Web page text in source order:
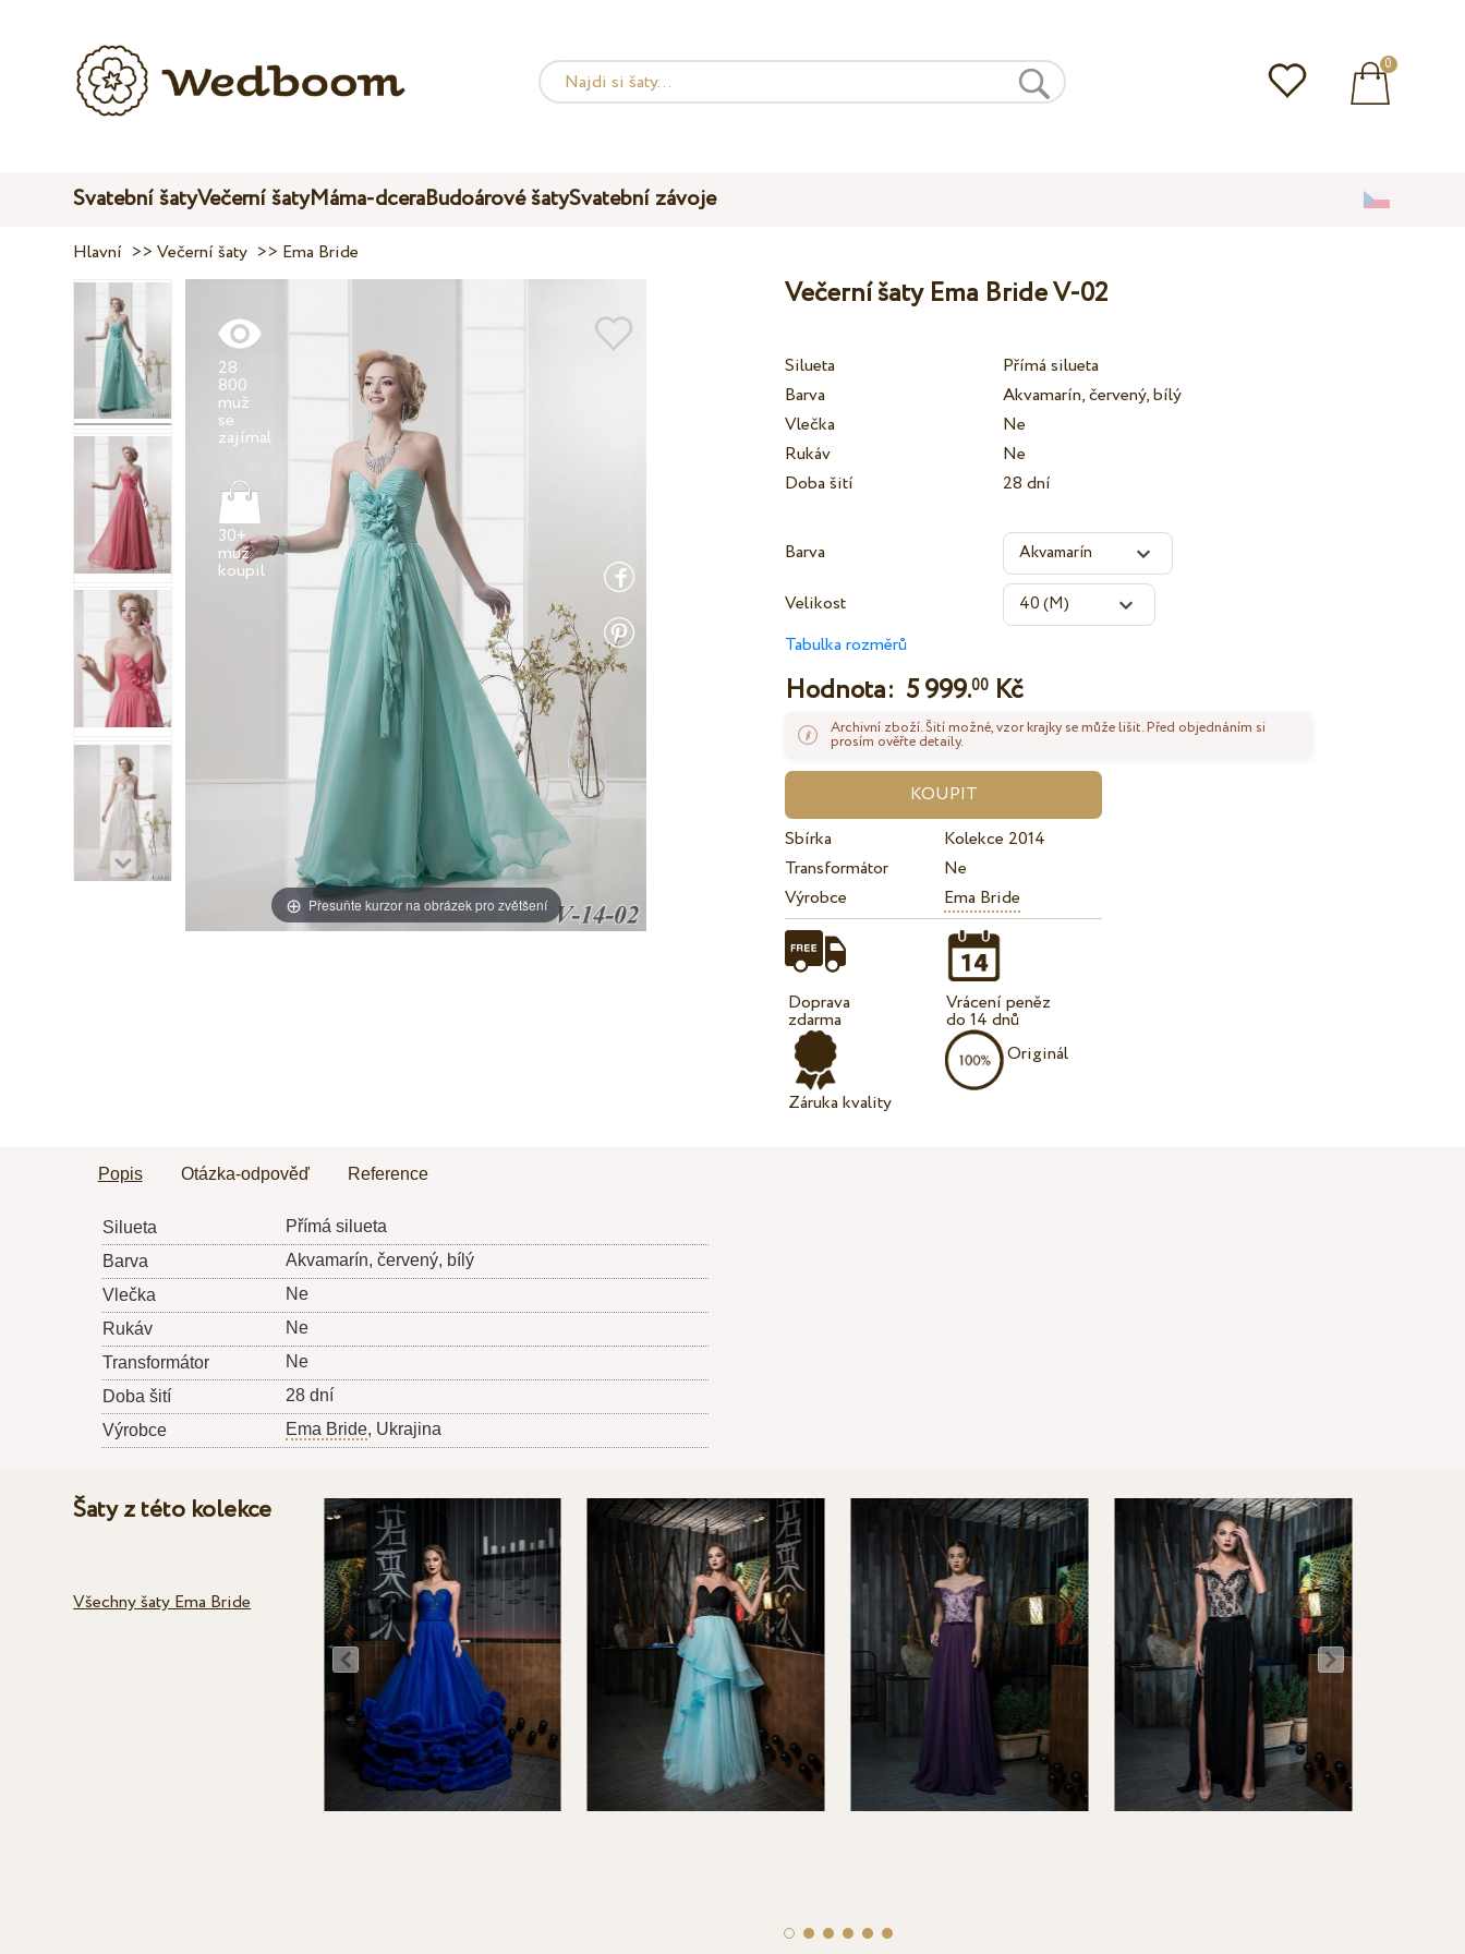
0
Svatební šatyVečerní šatyMáma-dceraBudoárové šatySvatební závoje
Hlavní >>Večerní šaty >> Ema Bride
Přesuňte kurzor na obrázek pro zvětšení
28
800
muž
se
30+
muž
Večerní šaty Ema Bride V-02
Silueta
Přímá silueta
Barva
Akvamarín, červený, bílý
Vlečka
Ne
Rukáv
Ne
Doba šití
28 dní
Barva
Velikost
Tabulka rozměrů
Hodnota: 5 999.00 Kč
Archivní zboží. Šití možné, vzor krajky se může lišit. Před objednáním si
prosím ověřte detaily.
Sbírka
Kolekce 2014
Transformátor
Ne
Výrobce
Ema Bride
Doprava
zdarma
Záruka kvality
Vrácení peněz
do 14 dnů
Originál
Popis Otázka-odpověď Reference
Silueta
Přímá silueta
Barva
Akvamarín, červený, bílý
Vlečka
Ne
Rukáv
Ne
Transformátor
Ne
Doba šití
28 dní
Výrobce
Ema Bride, Ukrajina
Šaty z této kolekce
Všechny šaty Ema Bride